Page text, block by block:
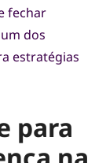
fechar
dos
estratégias
para